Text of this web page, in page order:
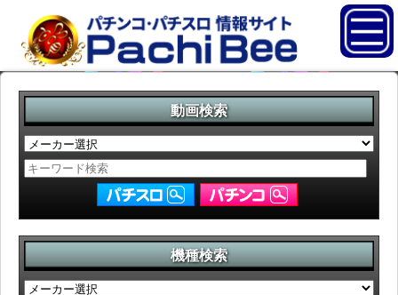
動画検索
機種検索